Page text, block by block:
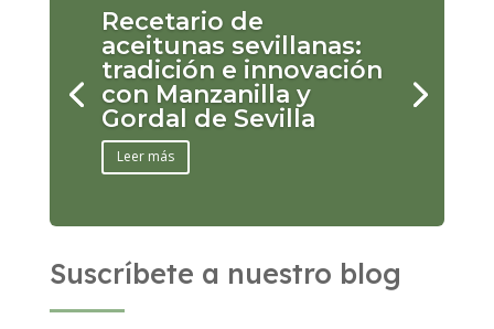
Recetario de
aceitunas sevillanas:
tradición e innovación
con Manzanilla y
Gordal de Sevilla
Leer más
Suscríbete a nuestro blog